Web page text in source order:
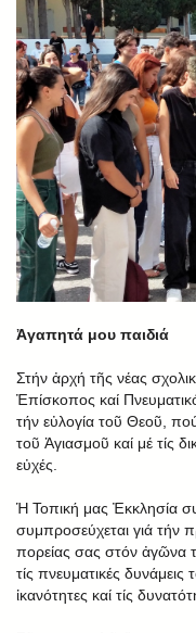
Ἀγαπητά μου παιδιά
Στήν ἀρχή τῆς νέας
Ἐπίσκοπος καί
τήν εὐλογία τοῦ Θεοῦ,
τοῦ Ἁγιασμοῦ καί μέ τίς
εὐχές.
Ἡ Τοπική μας Ἐκκλησία
συμπροσεύχεται γιά τήν
πορείας σας στόν ἀγῶνα
τίς πνευματικές
ἰκανότητες καί τίς